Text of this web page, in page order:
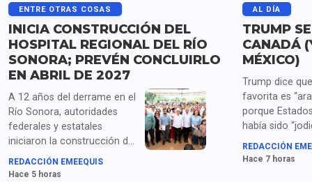
ENTRE OTRAS COSAS
INICIA CONSTRUCCIÓN DEL
HOSPITAL REGIONAL DEL RÍO
SONORA; PREVÉN CONCLUIRLO
EN ABRIL DE 2027
A 12 años del derrame en el
Río Sonora, autoridades
federales y estatales
iniciaron la construcción del
Hospital Regional en Ures,
con una inversión superior a
REDACCIÓN EMEEQUIS
Hace 5 horas
AL DÍA
TRUMP
CANADÁ
MÉXICO)
Trump dice
favorita es
porque
había sido
años por
Corea del Sur,
REDACCIÓN
Hace 7 horas